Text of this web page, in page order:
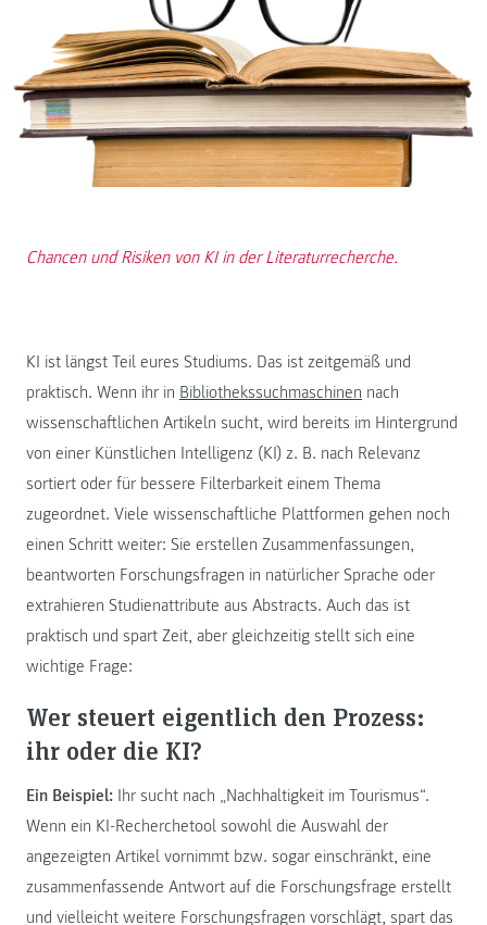
Chancen und Risiken von KI in der Literaturrecherche.
KI ist längst Teil eures Studiums. Das ist zeitgemäß und
praktisch. Wenn ihr in Bibliothekssuchmaschinen nach
wissenschaftlichen Artikeln sucht, wird bereits im Hintergrund
von einer Künstlichen Intelligenz (KI) z. B. nach Relevanz
sortiert oder für bessere Filterbarkeit einem Thema
zugeordnet. Viele wissenschaftliche Plattformen gehen noch
einen Schritt weiter: Sie erstellen Zusammenfassungen,
beantworten Forschungsfragen in natürlicher Sprache oder
extrahieren Studienattribute aus Abstracts. Auch das ist
praktisch und spart Zeit, aber gleichzeitig stellt sich eine
wichtige Frage:
Wer steuert eigentlich den Prozess:
ihr oder die KI?
Ein Beispiel: Ihr sucht nach „Nachhaltigkeit im Tourismus“.
Wenn ein KI-Recherchetool sowohl die Auswahl der
angezeigten Artikel vornimmt bzw. sogar einschränkt, eine
zusammenfassende Antwort auf die Forschungsfrage erstellt
und vielleicht weitere Forschungsfragen vorschlägt, spart das